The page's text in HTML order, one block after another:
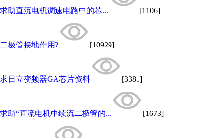
求助直流电机调速电路中的芯... [1106]
二极管接地作用? [10929]
求日立变频器GA芯片资料 [3381]
求助“直流电机中续流二极管的... [1673]